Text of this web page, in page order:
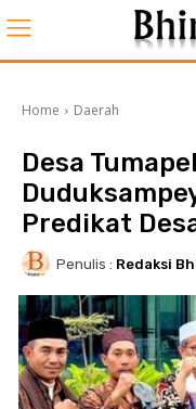
Home Daerah
Desa Tumapel
Predikat
Penulis : Redaksi